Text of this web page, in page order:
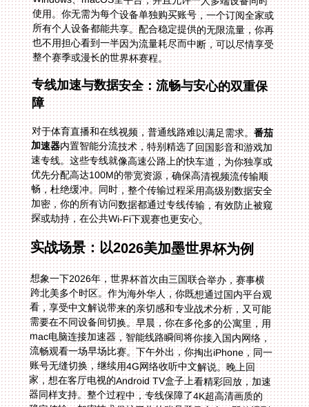
整个赛季或漫长的世界杯赛程。
专线加速与数据安全：流畅与安心的双重保
障
对于体育直播和在线视频，普通线路难以满足需求。番茄
加速器内置智能分流技术，特别精选了回国影音和游戏加
速专线。这些专线就像高速公路上的快车道，为你独享或
优先分配高达100M的带宽资源，确保高清视频流传输顺
畅，杜绝缓冲。同时，整个传输过程采用高级别数据安全
加密，你的所有访问数据都通过专线传输，有效防止被窥
探或劫持，在公共Wi-Fi下观赛也更安心。
实战场景：以2026美加墨世界杯为例
想象一下2026年，世界杯首次由三国联合举办，赛事横
跨北美多个时区。作为海外华人，你既想通过国内平台观
看，享受中文解说带来的亲切感和专业战术分析，又可能
需要在不同设备间切换。早晨，你在多伦多的公寓里，用
mac电脑连接加速器，智能线路瞬间将你接入国内网络，
流畅观看一场早场比赛。下午外出，你掏出iPhone，同一
账号无缝切换，继续用4G网络收听中文解说。晚上回
家，想在客厅电视的Android TV盒子上看精彩回放，加速
器同样支持。整个过程中，专线保障了4K超高清画质的
稳定传输，加密技术保护了你的账号登录安全。即使遇到
罕见的网络问题，背后专业的技术团队提供售后实时保
障，能快速响应解决，不让任何精彩进球因技术问题错